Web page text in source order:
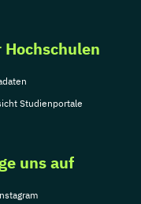
Hochschulen
Studienportale
uns auf